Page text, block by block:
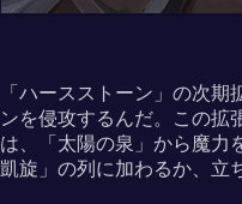
「ハースストーン」の次
ンを侵攻するんだ。この拡
は、「太陽の泉」から魔力
凱旋」の列に加わるか、立